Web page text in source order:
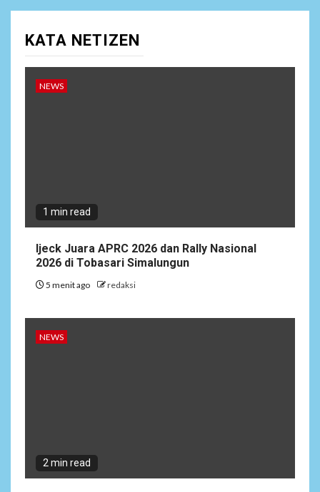
KATA NETIZEN
NEWS
1 min read
Ijeck Juara APRC 2026 dan Rally Nasional
2026 di Tobasari Simalungun
5 menit ago redaksi
NEWS
2 min read